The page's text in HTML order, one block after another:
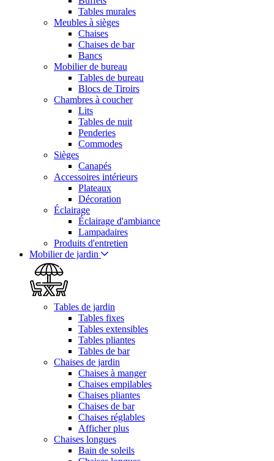
Tables murales
Meubles à sièges
Chaises
Chaises de bar
Bancs
Mobilier de bureau
Tables de bureau
Blocs de Tiroirs
Chambres à coucher
Lits
Tables de nuit
Penderies
Commodes
Sièges
Canapés
Accessoires intérieurs
Plateaux
Décoration
Éclairage
Éclairage d'ambiance
Lampadaires
Produits d'entretien
Mobilier de jardin
Tables de jardin
Tables fixes
Tables extensibles
Tables pliantes
Tables de bar
Chaises de jardin
Chaises à manger
Chaises empilables
Chaises pliantes
Chaises de bar
Chaises réglables
Afficher plus
Chaises longues
Bain de soleils